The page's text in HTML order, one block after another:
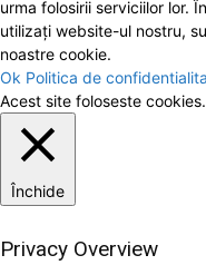
urma folosirii serviciilor lor.
utilizați website-ul nostru,
noastre cookie.
Ok Politica de
Acest site foloseste cookies.
Închide
Privacy Overview